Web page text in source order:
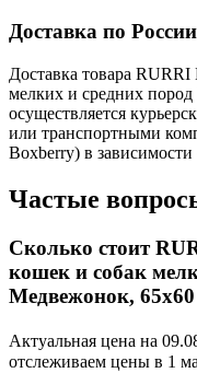
Доставка по России
Доставка товара
мелких и средних
осуществляется
или транспортными
Boxberry) в
Частые
Сколько стоит
кошек и собак
Медвежонок,
Актуальная цена на
отслеживаем цены в 1